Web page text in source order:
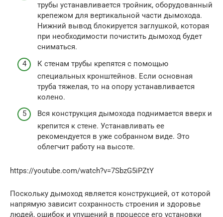
трубы устанавливается тройник, оборудованный
крепежом для вертикальной части дымохода.
Нижний вывод блокируется заглушкой, которая
при необходимости почистить дымоход будет
сниматься.
К стенам трубы крепятся с помощью
специальных кронштейнов. Если основная
труба тяжелая, то на опору устанавливается
колено.
Вся конструкция дымохода поднимается вверх и
крепится к стене. Устанавливать ее
рекомендуется в уже собранном виде. Это
облегчит работу на высоте.
https://youtube.com/watch?v=7SbzG5iPZtY
Поскольку дымоход является конструкцией, от которой
напрямую зависит сохранность строения и здоровье
людей, ошибок и упущений в процессе его установки